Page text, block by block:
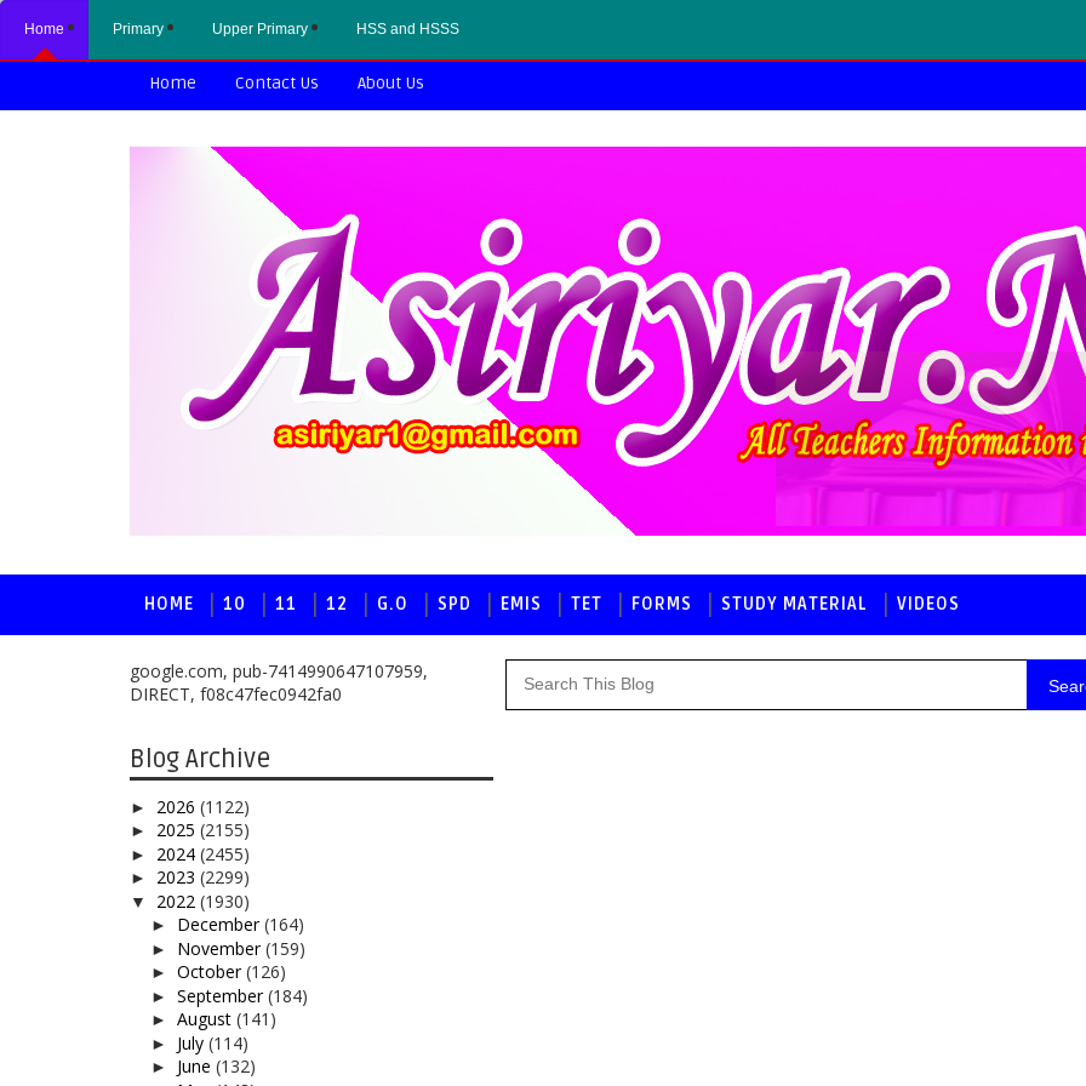
Home Primary Upper Primary HSS and HSSS
Home Contact Us About Us
HOME 10 11 12 G.O SPD EMIS TET FORMS STUDY MATERIAL VIDEOS
google.com, pub-7414990647107959,
DIRECT, f08c47fec0942fa0
Blog Archive
► 2026 (1122)
► 2025 (2155)
► 2024 (2455)
► 2023 (2299)
▼ 2022 (1930)
► December(164)
► November(159)
► October(126)
► September(184)
► August (141)
► July (114)
► June (132)